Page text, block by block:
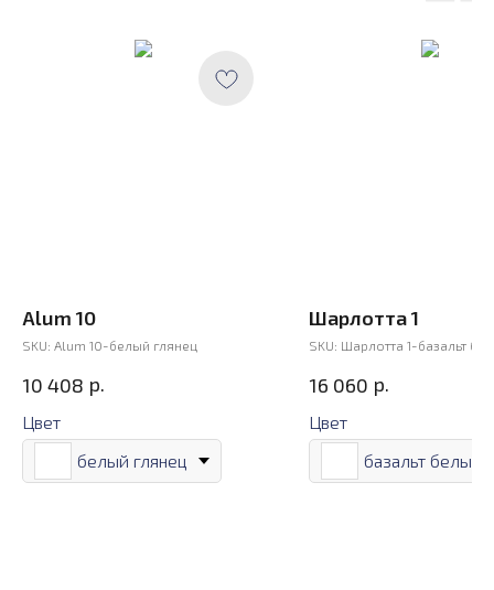
Alum 10
SKU: Alum 10-белый глянец
10 408 р.
Цвет
белый глянец
Шарлотта 1
SKU: Шарлотта 1-базальт
16 060 р.
Цвет
базальт белый